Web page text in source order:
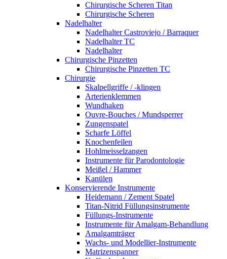
Chirurgische Scheren Titan
Chirurgische Scheren
Nadelhalter
Nadelhalter Castroviejo / Barraquer
Nadelhalter TC
Nadelhalter
Chirurgische Pinzetten
Chirurgische Pinzetten TC
Chirurgie
Skalpellgriffe / -klingen
Arterienklemmen
Wundhaken
Ouvre-Bouches / Mundsperrer
Zungenspatel
Scharfe Löffel
Knochenfeilen
Hohlmeisselzangen
Instrumente für Parodontologie
Meißel / Hammer
Kanülen
Konservierende Instrumente
Heidemann / Zement Spatel
Titan-Nitrid Füllungsinstrumente
Füllungs-Instrumente
Instrumente für Amalgam-Behandlung
Amalgamträger
Wachs- und Modellier-Instrumente
Matrizenspanner